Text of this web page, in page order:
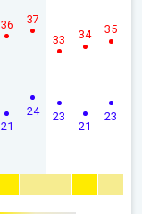
21
36
24
37
23
33
21
34
23
35